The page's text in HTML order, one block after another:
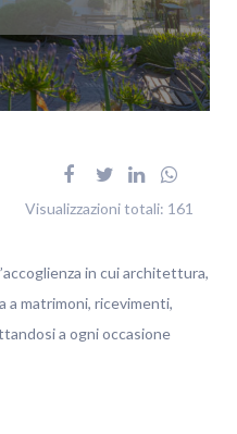
Visualizzazioni totali: 161
in cui architettura,
a matrimoni, ricevimenti,
a ogni occasione